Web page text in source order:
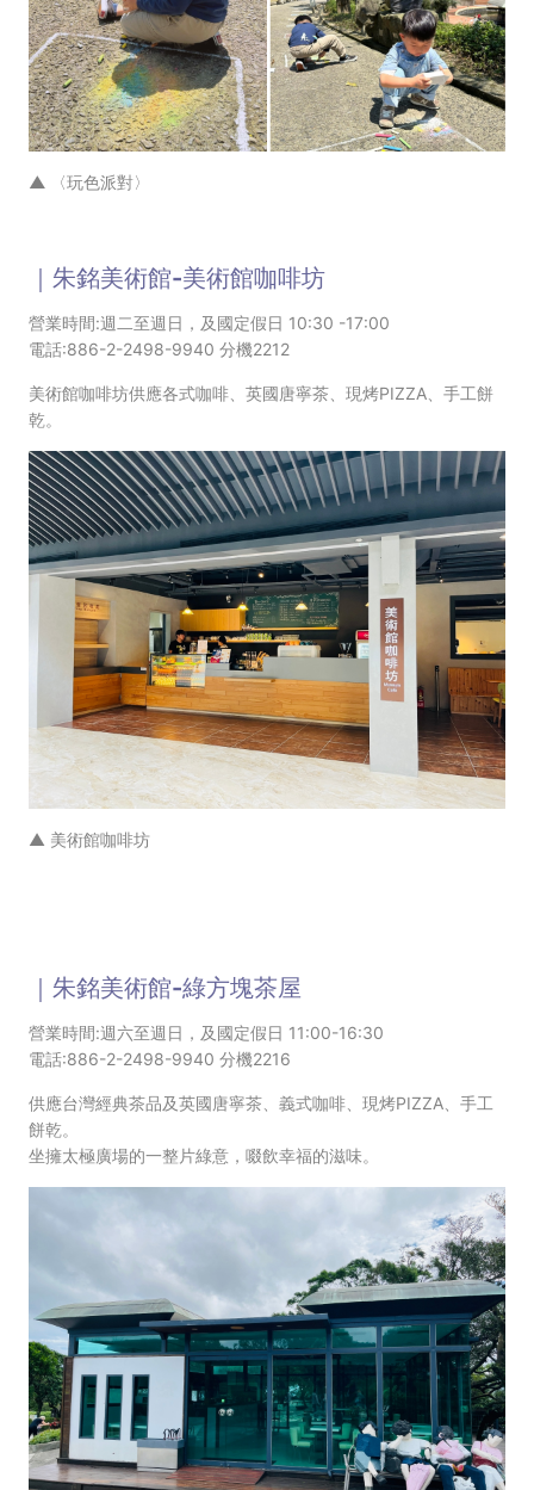
▲ 〈玩色派對〉
｜朱銘美術館-美術館咖啡坊
營業時間:週二至週日，及國定假日 10:30 -17:00
電話:886-2-2498-9940 分機2212
美術館咖啡坊供應各式咖啡、英國唐寧茶、現烤PIZZA、手工餅
乾。
▲ 美術館咖啡坊
｜朱銘美術館-綠方塊茶屋
營業時間:週六至週日，及國定假日 11:00-16:30
電話:886-2-2498-9940 分機2216
供應台灣經典茶品及英國唐寧茶、義式咖啡、現烤PIZZA、手工
餅乾。
坐擁太極廣場的一整片綠意，啜飲幸福的滋味。